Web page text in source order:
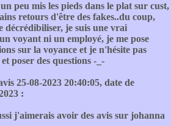
peu mis les pieds dans le plat sur cust,
retours d'être des fakes..du coup,
décrédibiliser, je suis une vrai
voyant ni un employé, je me pose
sur la voyance et je n'hésite pas
poser des questions -_-
25-08-2023 20:40:05, date de
:
j'aimerais avoir des avis sur johanna